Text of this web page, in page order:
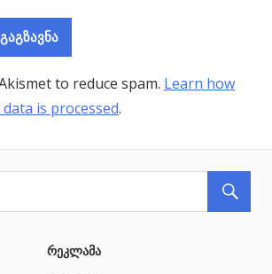
to reduce spam. Learn how
is processed.
ᲠᲔᲙᲚᲐᲛᲐ